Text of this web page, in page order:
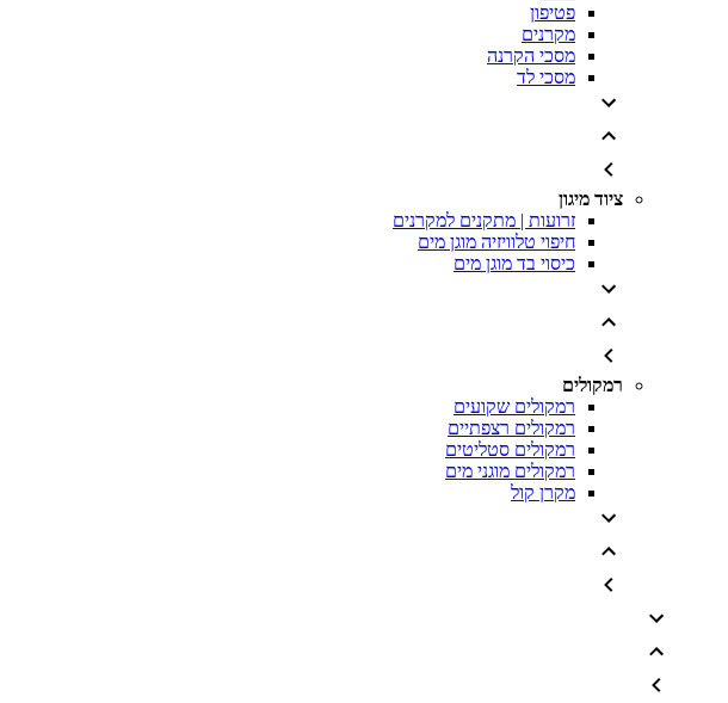
פטיפון
מקרנים
מסכי הקרנה
מסכי לד
ציוד מיגון
זרועות | מתקנים למקרנים
חיפוי טלוויזיה מוגן מים
כיסוי בד מוגן מים
רמקולים
רמקולים שקועים
רמקולים רצפתיים
רמקולים סטליטים
רמקולים מוגני מים
מקרן קול